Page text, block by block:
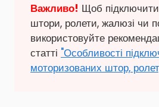
Важливо! Щоб
штори, ролети, жалюзі чи
використовуйте
статті "Особливості
моторизованих штор,